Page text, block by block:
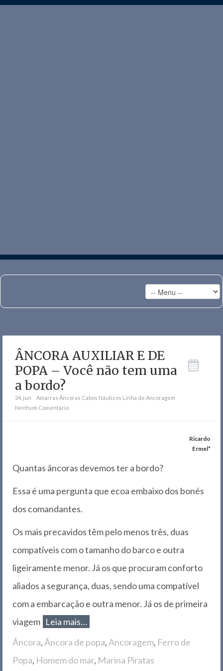
ÂNCORA AUXILIAR E DE
POPA – Você não tem uma
a bordo?
24. jun Amarras Âncoras Cabos Náuticos Linha de Ancoragem
Nenhum Comentário
Ricardo
Ermel*
Quantas âncoras devemos ter a bordo?
Essa é uma pergunta que ecoa embaixo dos bonés
dos comandantes.
Os mais precavidos têm pelo menos três, duas
compatíveis com o tamanho do barco e outra
ligeiramente menor. Já os que procuram conforto
aliados a segurança, duas, sendo uma compatível
com a embarcação e outra menor. Já os de primeira
viagem Leia mais…
Âncora,Âncora de popa,Ancoragem, Ferro de
Popa, Homem do mar, Marina Piratas